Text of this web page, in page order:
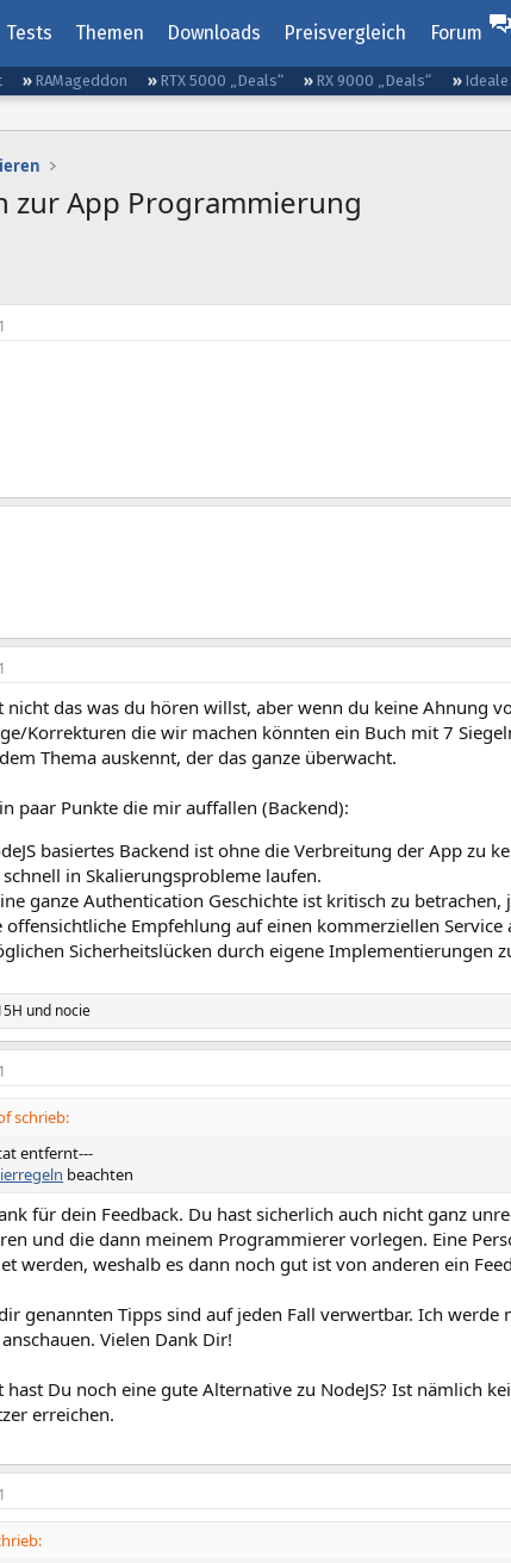
Tests Themen Downloads Preisvergleich Forum
RAMageddon RTX 5000 „Deals“ RX 9000 „Deals“ Ideale
zur App Programmierung
nicht das was du hören willst, aber wenn du keine Ahnung
Korrekturen die wir machen könnten ein Buch mit 7
Thema auskennt, der das ganze überwacht.
paar Punkte die mir auffallen (Backend):
basiertes Backend ist ohne die Verbreitung der App zu
in Skalierungsprobleme laufen.
ganze Authentication Geschichte ist kritisch zu
offensichtliche Empfehlung auf einen kommerziellen
Sicherheitslücken durch eigene Implementierungen
und nocie
schrieb:
entfernt---
beachten
für dein Feedback. Du hast sicherlich auch nicht ganz
und die dann meinem Programmierer vorlegen. Eine
werden, weshalb es dann noch gut ist von anderen ein
genannten Tipps sind auf jeden Fall verwertbar. Ich werde
Vielen Dank Dir!
hast Du noch eine gute Alternative zu NodeJS? Ist nämlich
erreichen.